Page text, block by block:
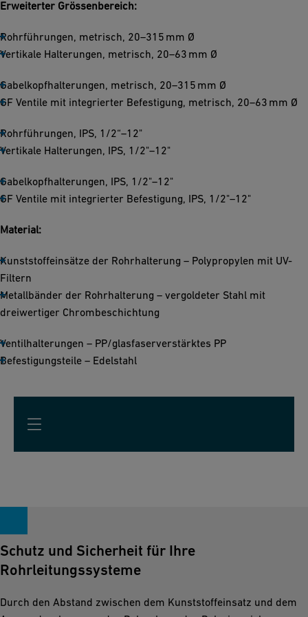
Erweiterter Grössenbereich:
Rohrführungen, metrisch, 20–315 mm Ø
Vertikale Halterungen, metrisch, 20–63 mm Ø
Gabelkopfhalterungen, metrisch, 20–315 mm Ø
GF Ventile mit integrierter Befestigung, metrisch, 20–63 mm Ø
Rohrführungen, IPS, 1/2“–12"
Vertikale Halterungen, IPS, 1/2"–12"
Gabelkopfhalterungen, IPS, 1/2"–12"
GF Ventile mit integrierter Befestigung, IPS, 1/2"–12"
Material:
Kunststoffeinsätze der Rohrhalterung – Polypropylen mit UV-
Filtern
Metallbänder der Rohrhalterung – vergoldeter Stahl mit
dreiwertiger Chrombeschichtung
Ventilhalterungen – PP/glasfaserverstärktes PP
Befestigungsteile – Edelstahl
Schutz und Sicherheit für Ihre
Rohrleitungssysteme
Durch den Abstand zwischen dem Kunststoffeinsatz und dem